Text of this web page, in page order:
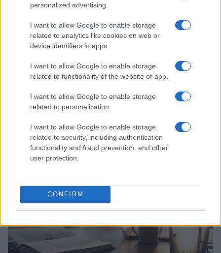
personalized advertising.
I want to allow Google to enable storage
related to analytics like cookies on web or
device identifiers in apps.
I want to allow Google to enable storage
related to functionality of the website or app.
I want to allow Google to enable storage
related to personalization.
I want to allow Google to enable storage
related to security, including authentication
functionality and fraud prevention, and other
user protection.
CONFIRM
Ripensare le tecnologie umanitarie oltre i criteri dei
donatori
Martina Marchesi · 10 Lug 2026